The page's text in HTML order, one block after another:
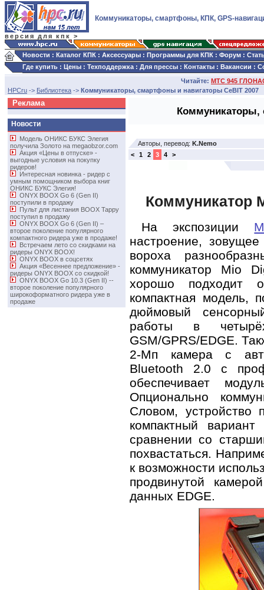
версия для кпк >
Коммуникаторы, смартфоны, КПК, GPS-
Новости : Каталог КПК : Аксессуары : Программы для КПК : Форум :
Где купить : Цены : Техподдержка : Для прессы : Контакты : Вакансии :
Читайте: МТС 945
HPCru -> Библиотека -> Коммуникаторы, смартфоны и навигаторы CeBIT 2007
Реклама
Новости
Модель ОНИКС БУКС Элегия
получила Золото на megaobzor.com
Акция «Цены в отпуске» -
выгодные условия на покупку
ридеров!
Интересная новинка - ридер с
умным помощником выбора книг
ОНИКС БУКС Элегия!
ONYX BOOX Go 6 (Gen II)
поступили в продажу
Пульт для листания BOOX Tappy
поступил в продажу
ONYX BOOX Go 6 (Gen II) –
второе поколение популярного
компактного ридера уже в продаже!
Встречаем лето со скидками на
ридеры ONYX BOOX!
ONYX BOOX в соцсетях
Акция «Весеннее предложение» -
ридеры ONYX BOOX со скидкой!
ONYX BOOX Go 10.3 (Gen II) -­
второе поколение популярного
широкоформатного ридера уже в
продаже
Коммуникаторы,
Авторы, перевод: K.Nemo
<
1 2 3 4 >
Коммуникатор
На экспозиции
настроение,
вороха
коммуникатор Mio
хорошо подходит
компактная модель,
дюймовый
работы в
GSM/GPRS/EDGE.
2-Мп камера с
Bluetooth 2.0 с
обеспечивает
Опционально
Словом, устройство
компактный
сравнении со
похвастаться.
к возможности
продвинутой
данных EDGE.